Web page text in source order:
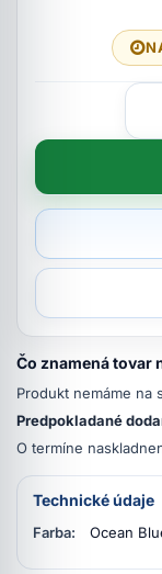
Čo znamená tovar
Produkt nemáme na
Predpokladané
O termíne
Technické údaje
Farba: Ocean